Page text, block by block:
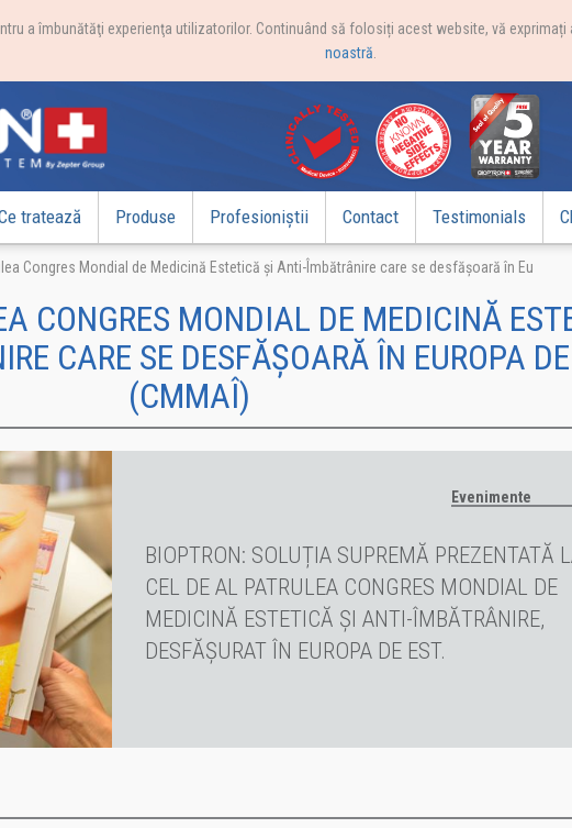
a îmbunătăţi experienţa utilizatorilor. Continuând să folosiți acest website, vă
noastră
tratează Produse Profesioniștii Contact Testimonials
Congres Mondial de Medicină Estetică și Anti-Îmbătrânire care se desfășoară în Eu
CONGRES MONDIAL DE MEDICINĂ
CARE SE DESFĂȘOARĂ ÎN EUROPA
(CMMAÎ)
Evenimente
BIOPTRON: SOLUȚIA SUPREMĂ PREZENTATĂ
CEL DE AL PATRULEA CONGRES MONDIAL DE
MEDICINĂ ESTETICĂ ȘI ANTI-ÎMBĂTRÂNIRE,
DESFĂȘURAT ÎN EUROPA DE EST.